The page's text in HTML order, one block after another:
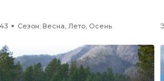
Сезон: Весна, Лето, Осень